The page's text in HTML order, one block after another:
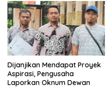
Dijanjikan Mendapat Proyek
Aspirasi, Pengusaha
Laporkan Oknum Dewan